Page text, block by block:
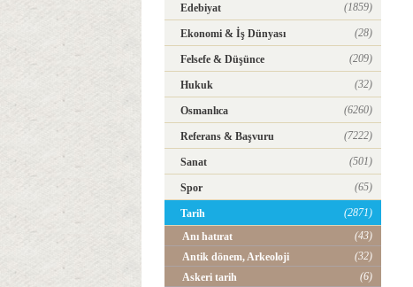
Edebiyat (1859)
Ekonomi & İş Dünyası (28)
Felsefe & Düşünce (209)
Hukuk (32)
Osmanlıca (6260)
Referans & Başvuru (7222)
Sanat (501)
Spor (65)
Tarih
(2871)
Anı hatırat
(43)
Antik dönem, Arkeoloji
(32)
Askeri tarih
(6)